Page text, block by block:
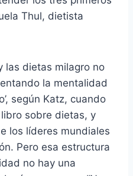
Thul, dietista
las dietas milagro no
la mentalidad
según Katz, cuando
libro sobre dietas, y
los líderes mundiales
Pero esa estructura
no hay una